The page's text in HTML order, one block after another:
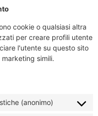
cookie o qualsiasi altra
per creare profili utente
l'utente su questo sito
simili.
(anonimo)